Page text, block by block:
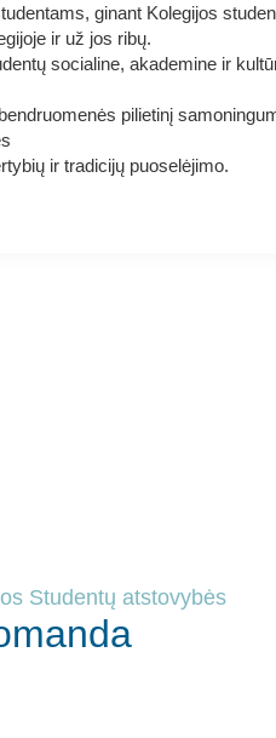
ginant Kolegijos
ir už jos ribų.
socialine, akademine ir
pilietinį
ir tradicijų puoselėjimo.
Studentų atstovybės